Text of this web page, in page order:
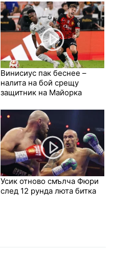
Винисиус пак беснее –
налита на бой срещу
защитник на Майорка
Усик отново смълча Фюри
след 12 рунда люта битка